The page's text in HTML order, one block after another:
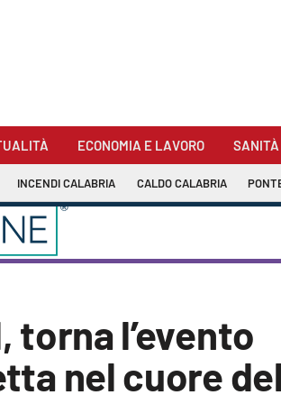
ECONOMIA E LAVORO SANITÀ
INCENDI CALABRIA CALDO CALABRIA
torna l’evento
nel cuore del